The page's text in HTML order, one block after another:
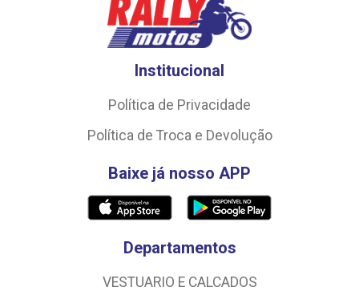
Institucional
Política de Privacidade
Política de Troca e Devolução
Baixe já nosso APP
Departamentos
VESTUARIO E CALCADOS